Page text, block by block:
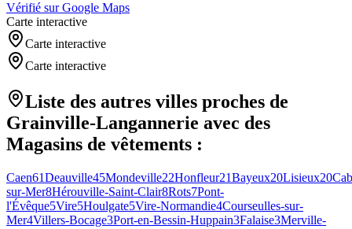
Vérifié sur Google Maps
Carte interactive
Carte interactive
Carte interactive
Liste des autres villes proches de
Grainville-Langannerie avec des
Magasins de vêtements :
Caen61Deauville45Mondeville22Honfleur21Bayeux20Lisieux20
sur-Mer8Hérouville-Saint-Clair8Rots7Pont-
l'Évêque5Vire5Houlgate5Vire-Normandie4Courseulles-sur-
Mer4Villers-Bocage3Port-en-Bessin-Huppain3Falaise3Merville-